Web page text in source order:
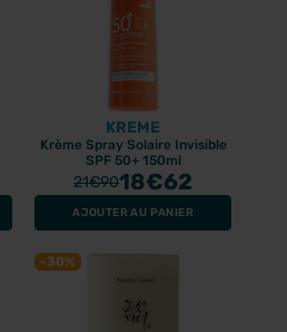
KREME
Krème Spray Solaire Invisible
SPF 50+ 150ml
21€9018€62
AJOUTER AU PANIER
-30%